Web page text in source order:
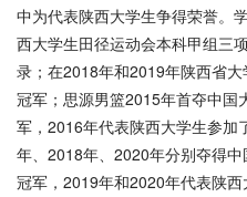
中为代表陕西大学生争得荣誉。
西大学生田径运动会本科甲组三
录；在2018年和2019年陕西省
冠军；思源男篮2015年首夺中国
军，2016年代表陕西大学生参加
年、2018年、2020年分别夺得
冠军，2019年和2020年代表陕